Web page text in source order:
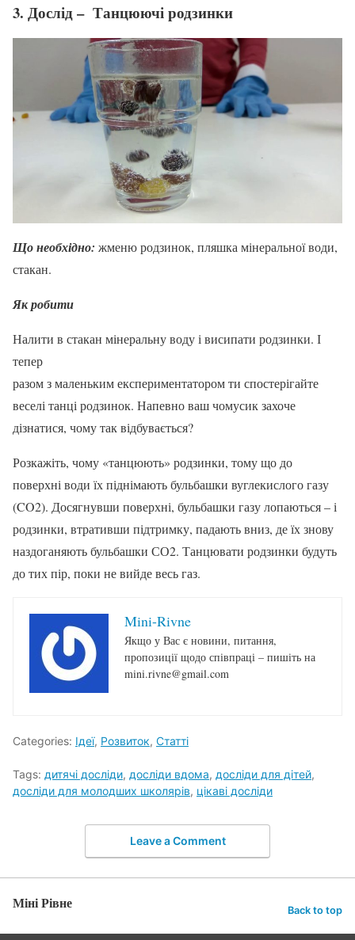
3. Дослід – Танцюючі родзинки
Що необхідно: жменю родзинок, пляшка мінеральної води,
стакан.
Як робити
Налити в стакан мінеральну воду і висипати родзинки. І
тепер
разом з маленьким експериментатором ти спостерігайте
веселі танці родзинок. Напевно ваш чомусик захоче
дізнатися, чому так відбувається?
Розкажіть, чому «танцюють» родзинки, тому що до
поверхні води їх піднімають бульбашки вуглекислого газу
(CO2). Досягнувши поверхні, бульбашки газу лопаються – і
родзинки, втративши підтримку, падають вниз, де їх знову
наздоганяють бульбашки СО2. Танцювати родзинки будуть
до тих пір, поки не вийде весь газ.
Mini-Rivne
Якщо у Вас є новини, питання,
пропозиції щодо співпраці – пишіть на
mini.rivne@gmail.com
Categories: Ідеї, Розвиток, Статті
Tags: дитячі досліди, досліди вдома, досліди для дітей,
досліди для молодших школярів, цікаві досліди
Leave a Comment
Міні Рівне Back to top